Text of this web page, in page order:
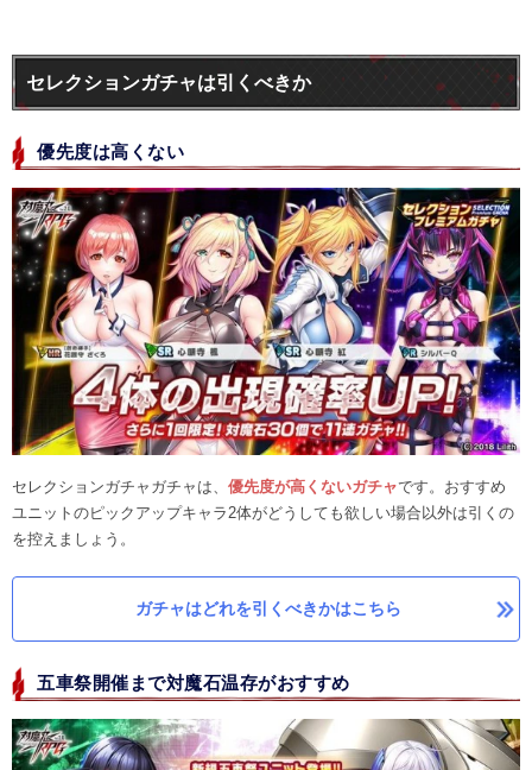
セレクションガチャは引くべきか
優先度は高くない
セレクションガチャガチャは、 優先度が高くないガチャです。おすすめ
ユニットのピックアップキャラ2体がどうしても欲しい場合以外は引くの
を控えましょう。
ガチャはどれを引くべきかはこちら
五車祭開催まで対魔石温存がおすすめ